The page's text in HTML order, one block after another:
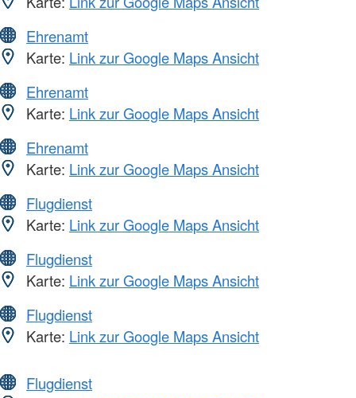
Ehrenamt
Karte: Link zur Google Maps Ansicht
Ehrenamt
Karte: Link zur Google Maps Ansicht
Ehrenamt
Karte: Link zur Google Maps Ansicht
Flugdienst
Karte: Link zur Google Maps Ansicht
Flugdienst
Karte: Link zur Google Maps Ansicht
Flugdienst
Karte: Link zur Google Maps Ansicht
Flugdienst